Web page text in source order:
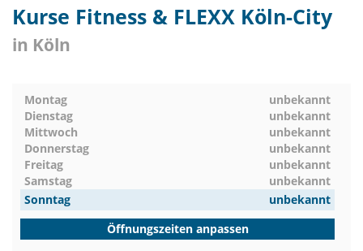
Kurse Fitness & FLEXX Köln-City
in Köln
Montag
unbekannt
Dienstag
unbekannt
Mittwoch
unbekannt
Donnerstag
unbekannt
Freitag
unbekannt
Samstag
unbekannt
Sonntag
unbekannt
Öffnungszeiten anpassen